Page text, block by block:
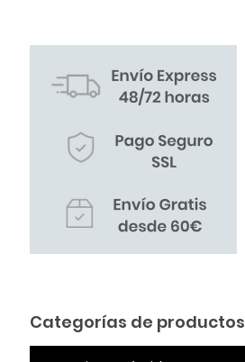
Categorías de productos